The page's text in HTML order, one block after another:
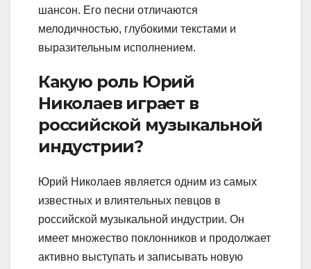
шансон. Его песни отличаются
мелодичностью, глубокими текстами и
выразительным исполнением.
Какую роль Юрий
Николаев играет в
российской музыкальной
индустрии?
Юрий Николаев является одним из самых
известных и влиятельных певцов в
российской музыкальной индустрии. Он
имеет множество поклонников и продолжает
активно выступать и записывать новую